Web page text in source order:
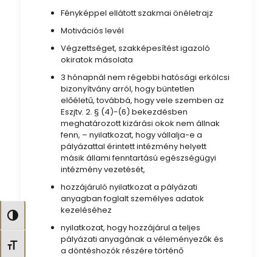
Nagy kontraszt váltása
Betűméret váltása
Fényképpel ellátott szakmai önéletrajz
Motivációs levél
Végzettséget, szakképesítést igazoló
okiratok másolata
3 hónapnál nem régebbi hatósági erkölcsi
bizonyítvány arról, hogy büntetlen
előéletű, továbbá, hogy vele szemben az
Eszjtv. 2. § (4)-(6) bekezdésben
meghatározott kizárási okok nem állnak
fenn, – nyilatkozat, hogy vállalja-e a
pályázattal érintett intézmény helyett
másik állami fenntartású egészségügyi
intézmény vezetését,
hozzájáruló nyilatkozat a pályázati
anyagban foglalt személyes adatok
kezeléséhez
nyilatkozat, hogy hozzájárul a teljes
pályázati anyagának a véleményezők és
a döntéshozók részére történő